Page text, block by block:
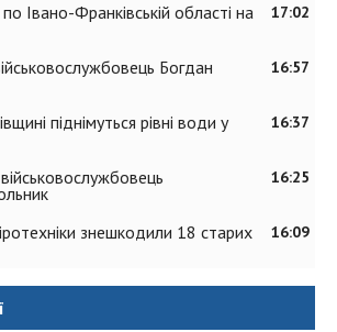
17:02
Івано-Франківській області на
16:57
Богдан
16:37
піднімуться рівні води у
16:25
військовослужбовець
16:09
знешкодили 18 старих